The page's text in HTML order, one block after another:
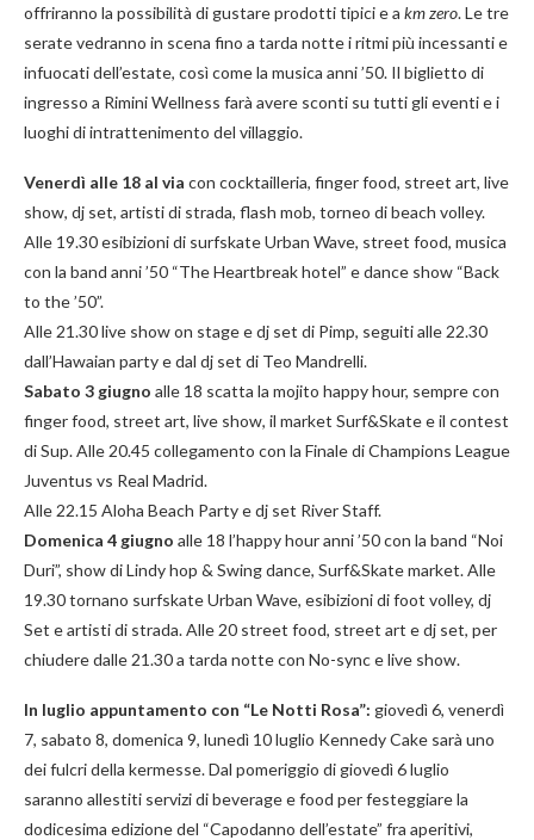
offriranno la possibilità di gustare prodotti tipici e a km zero. Le tre
serate vedranno in scena fino a tarda notte i ritmi più incessanti e
infuocati dell’estate, così come la musica anni ’50. Il biglietto di
ingresso a Rimini Wellness farà avere sconti su tutti gli eventi e i
luoghi di intrattenimento del villaggio.
Venerdì alle 18 al via con cocktailleria, finger food, street art, live
show, dj set, artisti di strada, flash mob, torneo di beach volley.
Alle 19.30 esibizioni di surfskate Urban Wave, street food, musica
con la band anni ’50 “The Heartbreak hotel” e dance show “Back
to the ’50”.
Alle 21.30 live show on stage e dj set di Pimp, seguiti alle 22.30
dall’Hawaian party e dal dj set di Teo Mandrelli.
Sabato 3 giugno alle 18 scatta la mojito happy hour, sempre con
finger food, street art, live show, il market Surf&Skate e il contest
di Sup. Alle 20.45 collegamento con la Finale di Champions League
Juventus vs Real Madrid.
Alle 22.15 Aloha Beach Party e dj set River Staff.
Domenica 4 giugno alle 18 l’happy hour anni ’50 con la band “Noi
Duri”, show di Lindy hop & Swing dance, Surf&Skate market. Alle
19.30 tornano surfskate Urban Wave, esibizioni di foot volley, dj
Set e artisti di strada. Alle 20 street food, street art e dj set, per
chiudere dalle 21.30 a tarda notte con No-sync e live show.
In luglio appuntamento con “Le Notti Rosa”: giovedì 6, venerdì
7, sabato 8, domenica 9, lunedì 10 luglio Kennedy Cake sarà uno
dei fulcri della kermesse. Dal pomeriggio di giovedì 6 luglio
saranno allestiti servizi di beverage e food per festeggiare la
dodicesima edizione del “Capodanno dell’estate” fra aperitivi,